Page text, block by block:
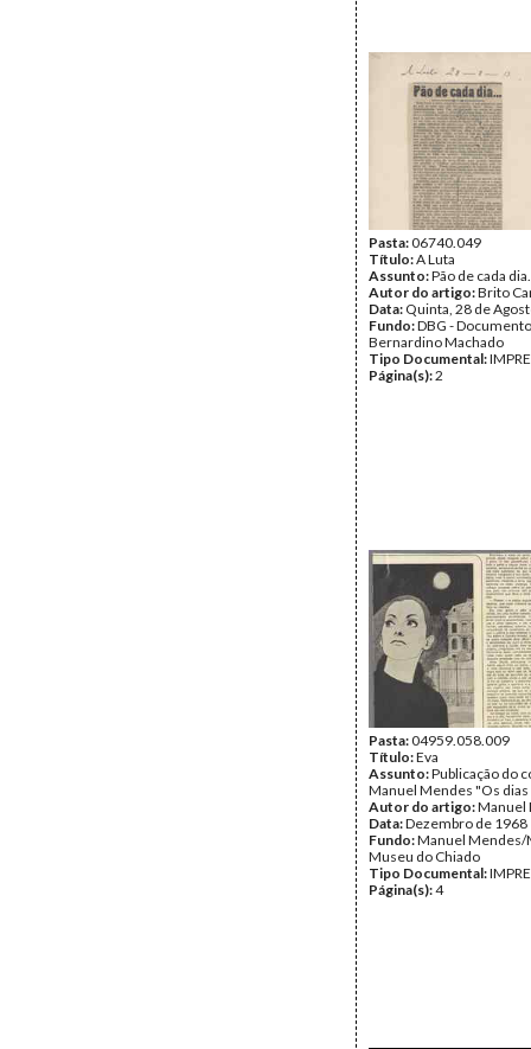
Pasta:06740.049
Título:A Luta
Assunto:Pão de cada
Autor do artigo:Brito
Data: Quinta, 28 de
Fundo:DBG -
Bernardino Machado
Tipo Documental:
Página(s):2
Pasta:04959.058.009
Título:Eva
Assunto:Publicação do
Manuel Mendes "Os dias
Autor do artigo:Manuel
Data:Dezembro de 1968
Fundo:Manuel Mendes/
Museu do Chiado
Tipo Documental:
Página(s):4